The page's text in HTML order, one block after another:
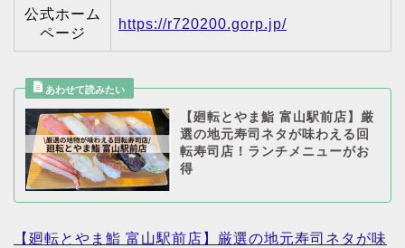
公式ホーム
ページ
https://r720200.gorp.jp/
【廻転とやま鮨 富山駅前店】厳
選の地元寿司ネタが味わえる回
転寿司店！ランチメニューがお
得
【廻転とやま鮨 富山駅前店】厳選の地元寿司ネタが味